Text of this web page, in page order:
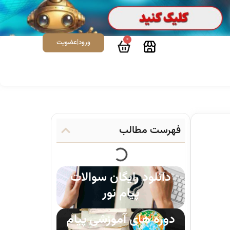
0 ورود|عضویت
فهرست مطالب
دانلود رایگان سوالات
پیام نور
دوره های آموزشی پیام